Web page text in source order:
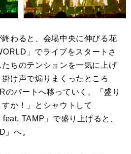
わると、会場中央に伸びる花
」でライブをスタートさ
ちのテンションを一気に上げ
け声で煽りまくったところ
のパートへ移っていく。「盛り
すか！」とシャウトして
feat. TAMP 」で盛り上げると、
」へ。